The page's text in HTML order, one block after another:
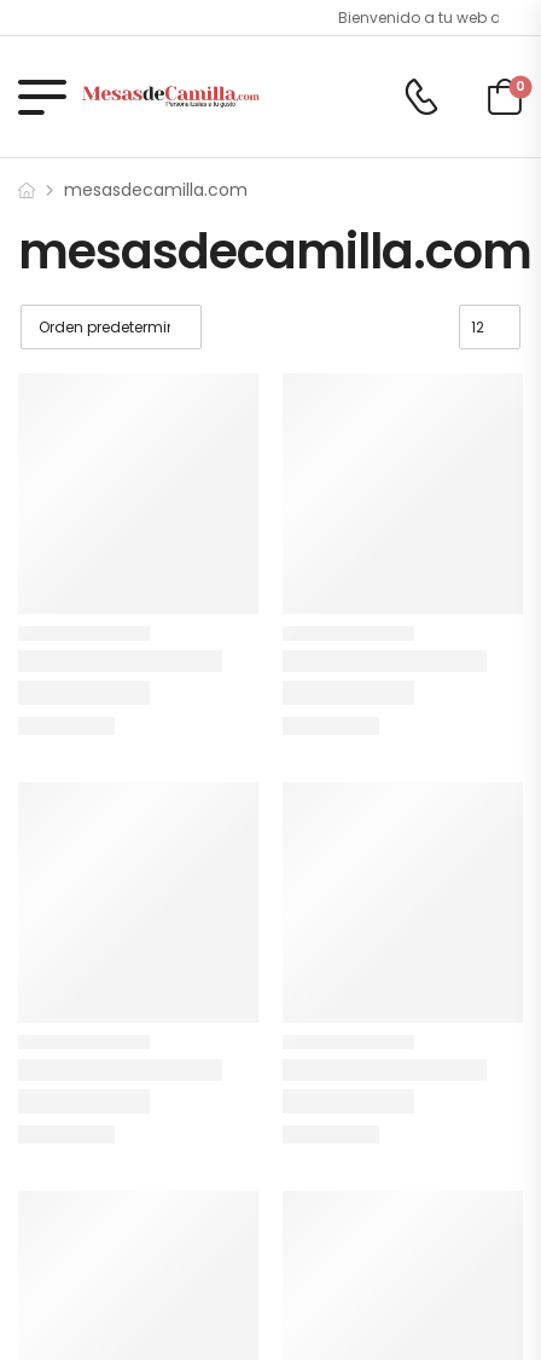
Bienvenido a tu web de
0
mesasdecamilla.com
mesasdecamilla.com